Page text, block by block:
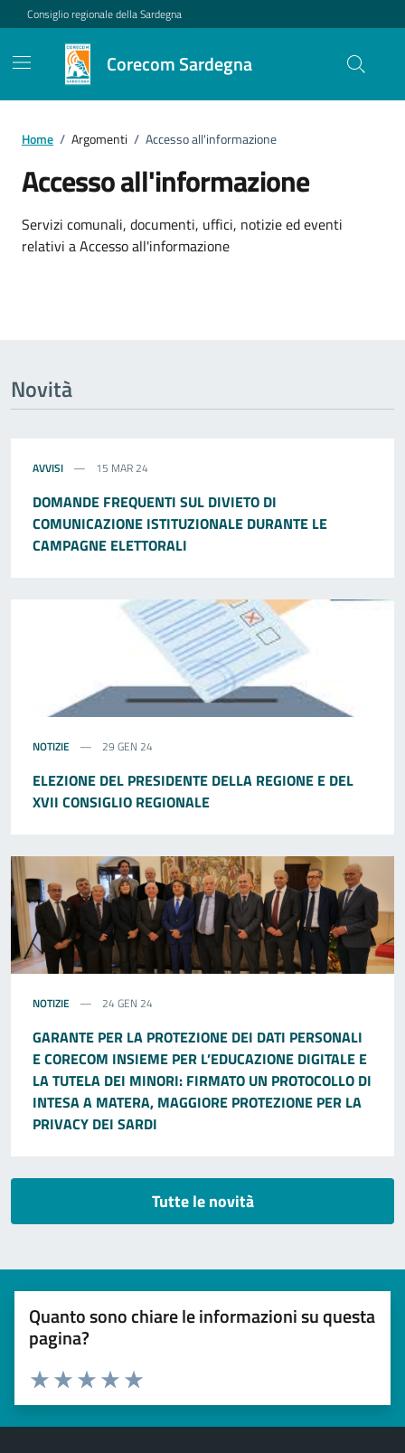
Vai ai contenuti
Vai al footer
Consiglio regionale della Sardegna
Corecom Sardegna
Home / Argomenti / Accesso all'informazione
Accesso all'informazione
Dettagli dell'argomento
Servizi comunali, documenti, uffici, notizie ed eventi
relativi a Accesso all'informazione
Novità
AVVISI 15 MAR 24
DOMANDE FREQUENTI SUL DIVIETO DI
COMUNICAZIONE ISTITUZIONALE DURANTE LE
CAMPAGNE ELETTORALI
NOTIZIE 29 GEN 24
ELEZIONE DEL PRESIDENTE DELLA REGIONE E DEL
XVII CONSIGLIO REGIONALE
NOTIZIE 24 GEN 24
GARANTE PER LA PROTEZIONE DEI DATI PERSONALI
E CORECOM INSIEME PER L’EDUCAZIONE DIGITALE E
LA TUTELA DEI MINORI: FIRMATO UN PROTOCOLLO DI
INTESA A MATERA, MAGGIORE PROTEZIONE PER LA
PRIVACY DEI SARDI
Tutte le novità
Quanto sono chiare le informazioni su questa
pagina?
Valuta 5 stelle su 5
Valuta 4 stelle su 5
Valuta 3 stelle su 5
Valuta 2 stelle su 5
Valuta 1 stelle su 5